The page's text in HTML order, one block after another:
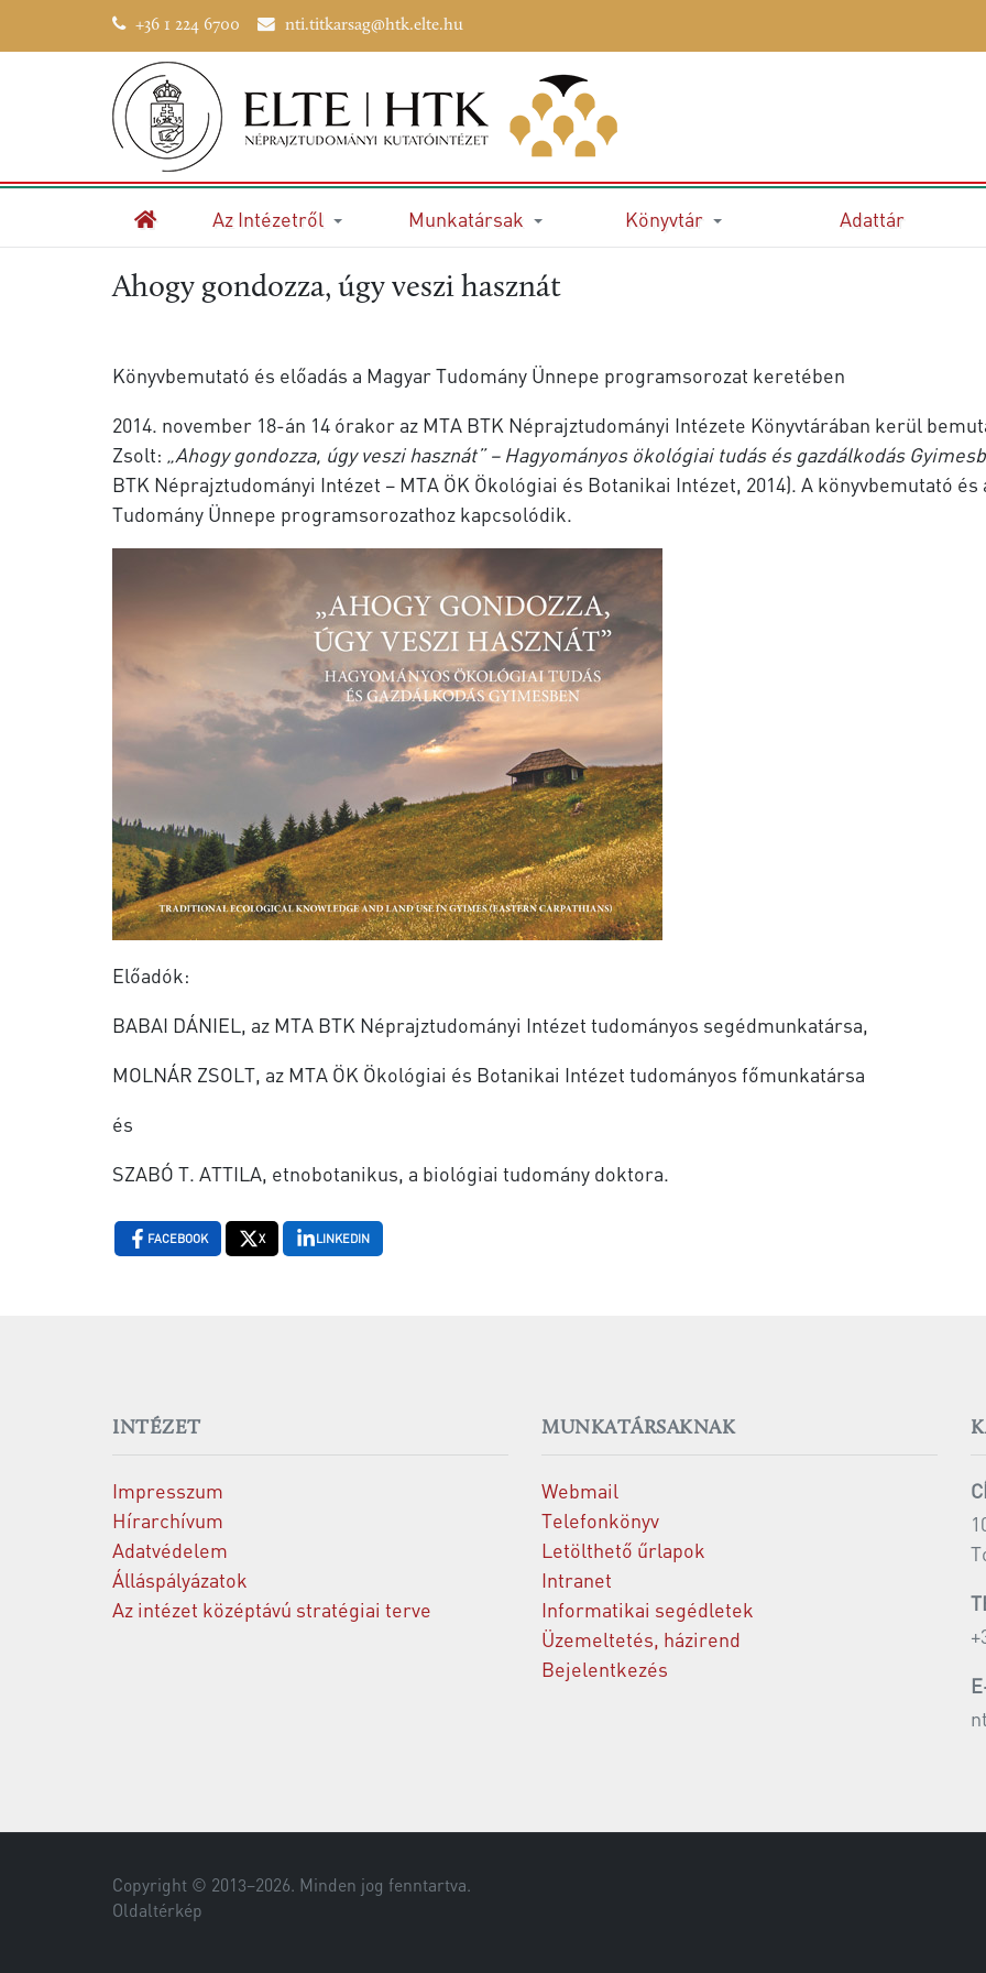
+36 1 224 6700 nti.titkarsag@htk.elte.hu
Kezdőlap
Az Intézetről Munkatársak Könyvtár Adattár
Ahogy gondozza, úgy veszi hasznát
Könyvbemutató és előadás a Magyar Tudomány Ünnepe programsorozat keretében
2014. november 18-án 14 órakor az MTA BTK Néprajztudományi Intézete Könyvtárában kerül
Zsolt: „Ahogy gondozza, úgy veszi hasznát” – Hagyományos ökológiai tudás és gazdálkodás
BTK Néprajztudományi Intézet – MTA ÖK Ökológiai és Botanikai Intézet, 2014). A könyvbemutató
Tudomány Ünnepe programsorozathoz kapcsolódik.
Előadók:
BABAI DÁNIEL, az MTA BTK Néprajztudományi Intézet tudományos segédmunkatársa,
MOLNÁR ZSOLT, az MTA ÖK Ökológiai és Botanikai Intézet tudományos főmunkatársa
és
SZABÓ T. ATTILA, etnobotanikus, a biológiai tudomány doktora.
FACEBOOK X LINKEDIN
INTÉZET
Impresszum
Hírarchívum
Adatvédelem
Álláspályázatok
Az intézet középtávú stratégiai terve
MUNKATÁRSAKNAK
Webmail
Telefonkönyv
Letölthető űrlapok
Intranet
Informatikai segédletek
Üzemeltetés, házirend
Bejelentkezés
Copyright © 2013–2026. Minden jog fenntartva.
Oldaltérkép